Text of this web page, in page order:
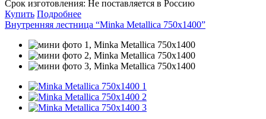
Срок изготовления: Не поставляется в Россию
Купить Подробнее
Внутренняя лестница “Minka Metallica 750х1400”